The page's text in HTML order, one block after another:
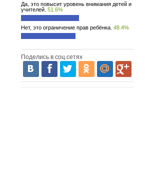
Да, это повысит уровень внимания детей и
учителей. 51.6%
Нет, это ограничение прав ребёнка. 48.4%
Поделись в соц.сетях